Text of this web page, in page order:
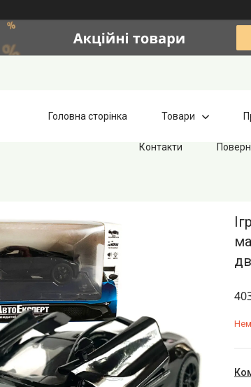
Головна сторінка Товари
Контакти